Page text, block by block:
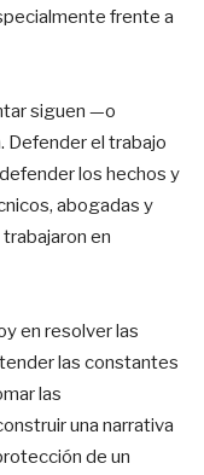
frente a
siguen —o
Defender el trabajo
los hechos y
abogadas y
en
en resolver las
las constantes
las
una narrativa
de un